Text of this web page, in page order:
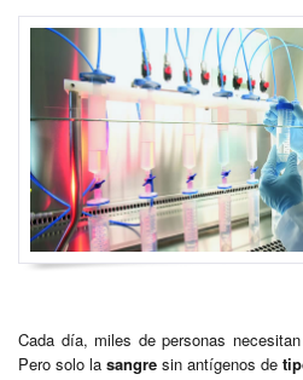
Cada día, miles de personas necesitan
Pero solo lasangre sin antígenos de